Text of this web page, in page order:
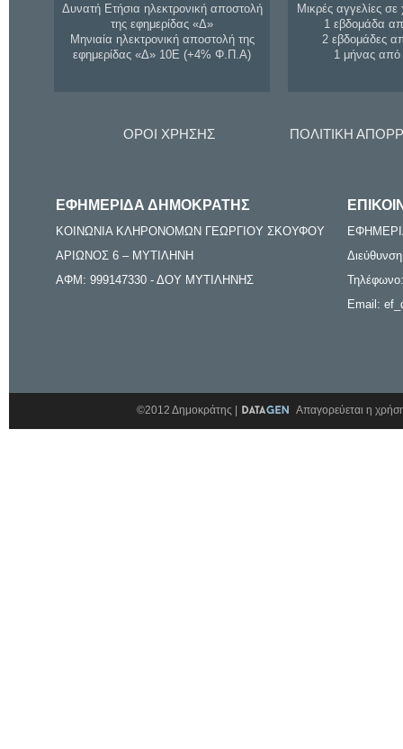
Δυνατή Ετήσια ηλεκτρονική αποστολή
της εφημερίδας «Δ»
Μηνιαία ηλεκτρονική αποστολή της
εφημερίδας «Δ» 10Ε (+4% Φ.Π.Α)
Μικρές αγγελίες σε
1 εβδομάδα
2 εβδομάδες
1 μήνας
ΟΡΟΙ ΧΡΗΣΗΣ ΠΟΛΙΤΙΚΗ
ΕΦΗΜΕΡΙΔΑ ΔΗΜΟΚΡΑΤΗΣ
ΚΟΙΝΩΝΙΑ ΚΛΗΡΟΝΟΜΩΝ ΓΕΩΡΓΙΟΥ ΣΚΟΥΦΟΥ
ΑΡΙΩΝΟΣ 6 – ΜΥΤΙΛΗΝΗ
ΑΦΜ: 999147330 - ΔΟΥ ΜΥΤΙΛΗΝΗΣ
Email:
©2012 Δημοκράτης | Απαγορεύεται η